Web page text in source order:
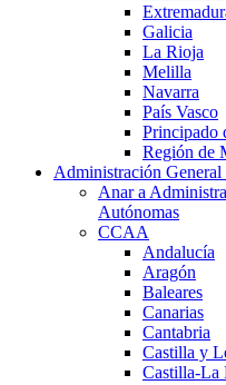
Galicia
La Rioja
Melilla
Navarra
País Vasco
Principado
Región de
Administración General
Anar a
Autónomas
CCAA
Andalucía
Aragón
Baleares
Canarias
Cantabria
Castilla y
Castilla-La